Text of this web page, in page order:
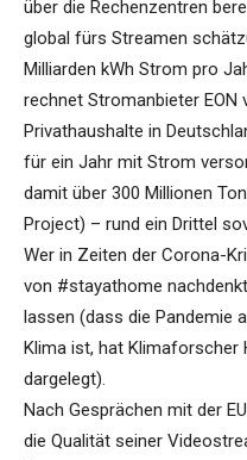
über die Rechenzentren
global fürs Streamen
Milliarden kWh Strom pro
rechnet Stromanbieter EON
Privathaushalte in
für ein Jahr mit Strom
damit über 300 Millionen
Project) – rund ein Drittel
Wer in Zeiten der Corona-
von #stayathome
lassen (dass die Pandemie
Klima ist, hat Klimaforscher
dargelegt).
Nach Gesprächen mit der
die Qualität seiner